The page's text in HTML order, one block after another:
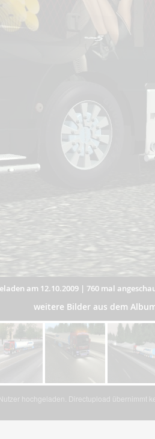
am 12.10.2009 | 760 mal
weitere Bilder aus dem
hochgeladen. Directupload übernimmt